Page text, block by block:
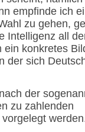
empfinde ich
zu gehen,
Intelligenz all
ein konkretes
der sich
der
zu zahlenden
vorgelegt